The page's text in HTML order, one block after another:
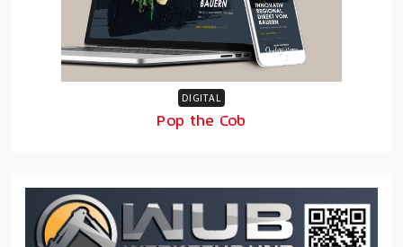
DIGITAL
Pop the Cob